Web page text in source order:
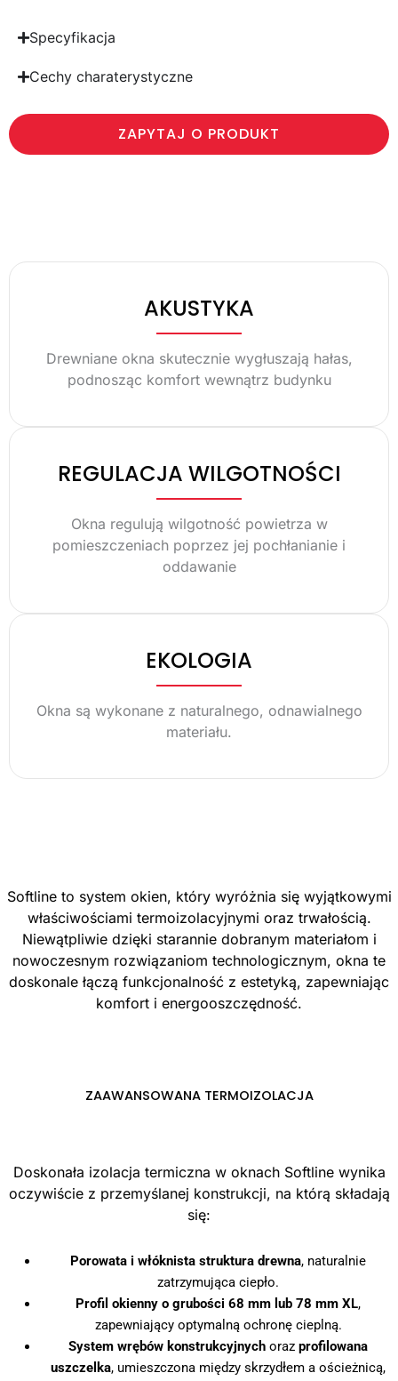
Specyfikacja
Cechy charaterystyczne
ZAPYTAJ O PRODUKT
AKUSTYKA
Drewniane okna skutecznie wygłuszają hałas,
podnosząc komfort wewnątrz budynku
REGULACJA WILGOTNOŚCI
Okna regulują wilgotność powietrza w
pomieszczeniach poprzez jej pochłanianie i
oddawanie
EKOLOGIA
Okna są wykonane z naturalnego, odnawialnego
materiału.
Softline to system okien, który wyróżnia się wyjątkowymi
właściwościami termoizolacyjnymi oraz trwałością.
Niewątpliwie dzięki starannie dobranym materiałom i
nowoczesnym rozwiązaniom technologicznym, okna te
doskonale łączą funkcjonalność z estetyką, zapewniając
komfort i energooszczędność.
ZAAWANSOWANA TERMOIZOLACJA
Doskonała izolacja termiczna w oknach Softline wynika
oczywiście z przemyślanej konstrukcji, na którą składają
się:
Porowata i włóknista struktura drewna, naturalnie
zatrzymująca ciepło.
Profil okienny o grubości 68 mm lub 78 mm XL,
zapewniający optymalną ochronę cieplną.
System wrębów konstrukcyjnych orazprofilowana
uszczelka, umieszczona między skrzydłem a ościeżnicą,